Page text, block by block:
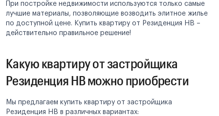
При постройке недвижимости используются только самые
лучшие материалы, позволяющие возводить элитное жилье
по доступной цене. Купить квартиру от Резиденция НВ –
действительно правильное решение!
Какую квартиру от застройщика
Резиденция НВ можно приобрести
Мы предлагаем купить квартиру от застройщика
Резиденция НВ в различных вариантах: